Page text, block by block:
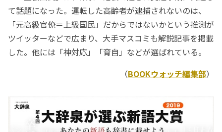
て話題になった。運転した高齢者が逮捕されないのは、
「元高級官僚＝上級国民」だからではないかという推測が
ツイッターなどで広まり、大手マスコミも解説記事を掲載
した。他には「神対応」「育自」などが選ばれている。
（BOOKウォッチ編集部）